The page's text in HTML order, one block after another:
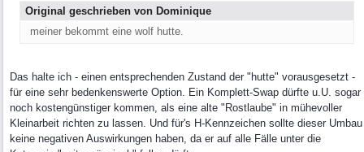
Original geschrieben von Dominique
meiner bekommt eine wolf hutte.
Das halte ich - einen entsprechenden Zustand der "hutte" vorausgesetzt -
für eine sehr bedenkenswerte Option. Ein Komplett-Swap dürfte u.U. sogar
noch kostengünstiger kommen, als eine alte "Rostlaube" in mühevoller
Kleinarbeit richten zu lassen. Und für's H-Kennzeichen sollte dieser Umbau
keine negativen Auswirkungen haben, da er auf alle Fälle unter die